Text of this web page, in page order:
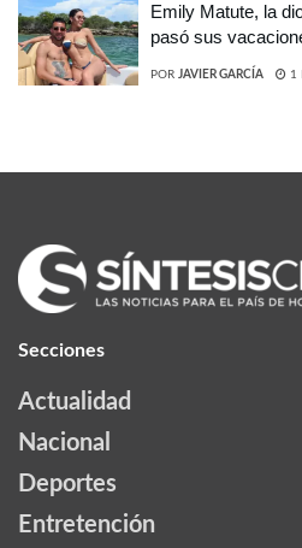
Emily Matute, la
pasó sus
POR JAVIER GARCÍA 1
Secciones
Actualidad
Nacional
Deportes
Entretención